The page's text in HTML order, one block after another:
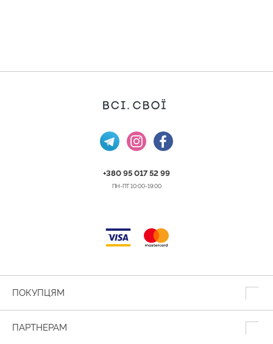
+380 95 017 52 99
ПН-ПТ 10:00-19:00
ПОКУПЦЯМ
ПАРТНЕРАМ